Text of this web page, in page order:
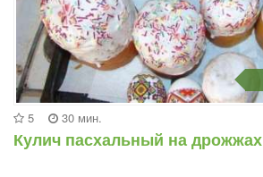
5 30 мин.
Кулич пасхальный на дрожжах